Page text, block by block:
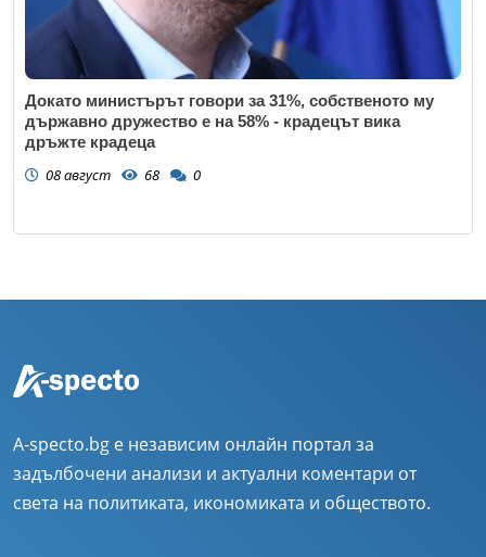
Докато министърът говори за 31%, собственото му
държавно дружество е на 58% - крадецът вика
дръжте крадеца
08 август 68 0
A-specto.bg е независим онлайн портал за
задълбочени анализи и актуални коментари от
света на политиката, икономиката и обществото.